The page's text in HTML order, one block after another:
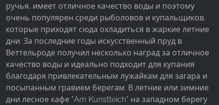
ручья, имеет отличное качество воды и поэтому
очень популярен среди рыболовов и купальщиков,
которые приходят сюда охладиться в жаркие летние
дни. За последние годы искусственный пруд в
Веттельроде получил несколько наград за отличное
качество воды и идеально подходит для купания
благодаря привлекательным лужайкам для загара и
посыпанным гравием берегам. В летние или зимние
дни лесное кафе "Am Kunstteich" на западном берегу